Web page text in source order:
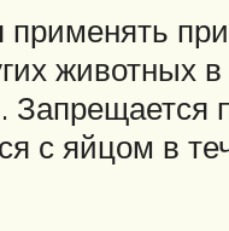
животных
с яйцом в